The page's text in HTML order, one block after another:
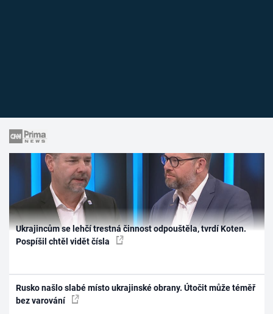
Ukrajincům se lehčí trestná činnost odpouštěla, tvrdí Koten.
Pospíšil chtěl vidět čísla
Rusko našlo slabé místo ukrajinské obrany. Útočit může téměř
bez varování